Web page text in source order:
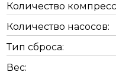
Количество
Количество насосов:
Тип сброса:
Вес: